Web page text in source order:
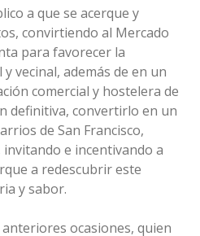
a que se acerque y
convirtiendo al Mercado
para favorecer la
vecinal, además de en un
comercial y hostelera de
definitiva, convertirlo en un
de San Francisco,
invitando e incentivando a
a redescubrir este
y sabor.
ocasiones, quien